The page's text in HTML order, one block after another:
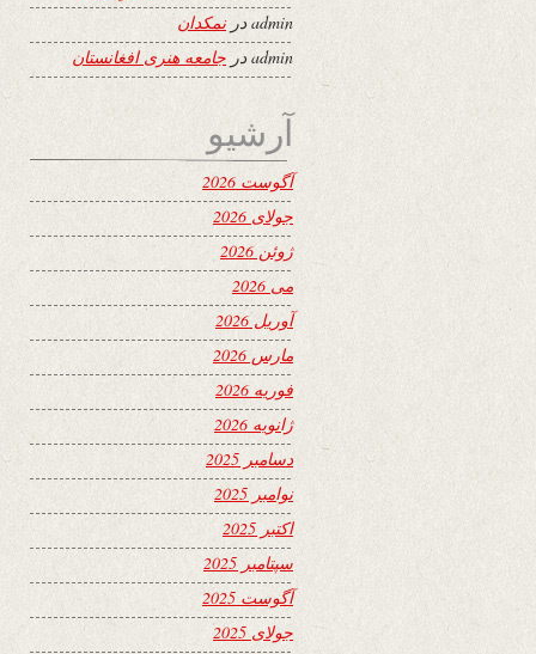
adminدرنمکدان
admin در جامعه هنری افغانستان
آرشیو
آگوست 2026
جولای 2026
ژوئن 2026
می 2026
آوریل 2026
مارس 2026
فوریه 2026
ژانویه 2026
دسامبر 2025
نوامبر 2025
اکتبر 2025
سپتامبر 2025
آگوست 2025
جولای 2025